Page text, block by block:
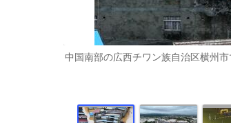
中国南部の広西チワン族自治区横州